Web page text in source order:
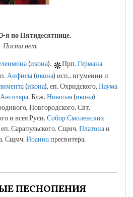
я по Пятидесятнице.
Поста нет.
(икона). Прп.Германа
Анфисы(икона) исп., игумении и
(икона), еп. Охридского, Наума
Ангеляра. Блж.Николая(икона)
Новгородского. Свт.
и всея Руси.Собор Смоленских
еп. Сарапульского. Сщмч.Платонаи
Сщмч.Иоаннапресвитера.
ПЕСНОПЕНИЯ